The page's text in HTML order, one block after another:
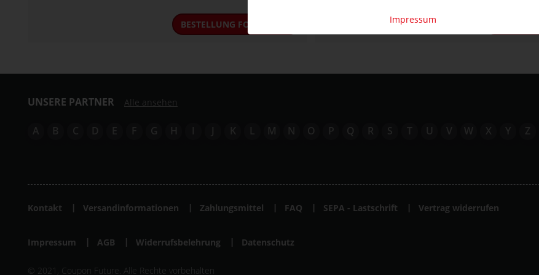
Impressum
BESTELLUNG FORTSETZEN
UNSERE PARTNER Alle ansehen
A B C D E F G H I J K L M N O P Q R S T U V W X Y Z
Kontakt Versandinformationen Zahlungsmittel FAQ SEPA - Lastschrift Vertrag widerrufen
Impressum AGB Widerrufsbelehrung Datenschutz
© 2021, Coupon Future. Alle Rechte vorbehalten